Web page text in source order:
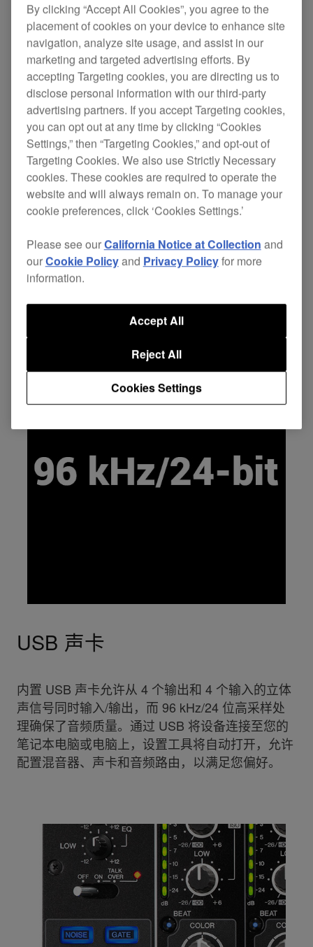
规格支持
主要功能
USB 声卡
内置 USB 声卡允许从 4 个输出和 4 个输入的立体
声信号同时输入/输出，而 96 kHz/24 位高采样处
理确保了音频质量。通过 USB 将设备连接至您的
笔记本电脑或电脑上，设置工具将自动打开，允许
配置混音器、声卡和音频路由，以满足您偏好。
By clicking “Accept All Cookies”, you agree to the
placement of cookies on your device to enhance site
navigation, analyze site usage, and assist in our
marketing and targeted advertising efforts. By
accepting Targeting cookies, you are directing us to
disclose personal information with our third-party
advertising partners. If you accept Targeting cookies,
you can opt out at any time by clicking “Cookies
Settings,” then “Targeting Cookies,” and opt-out of
Targeting Cookies. We also use Strictly Necessary
cookies. These cookies are required to operate the
website and will always remain on. To manage your
cookie preferences, click ‘Cookies Settings.’
Please see ourCalifornia Notice at Collection and
ourCookie Policyand Privacy Policyfor more
information.
Cookies Settings
Reject All
Accept All